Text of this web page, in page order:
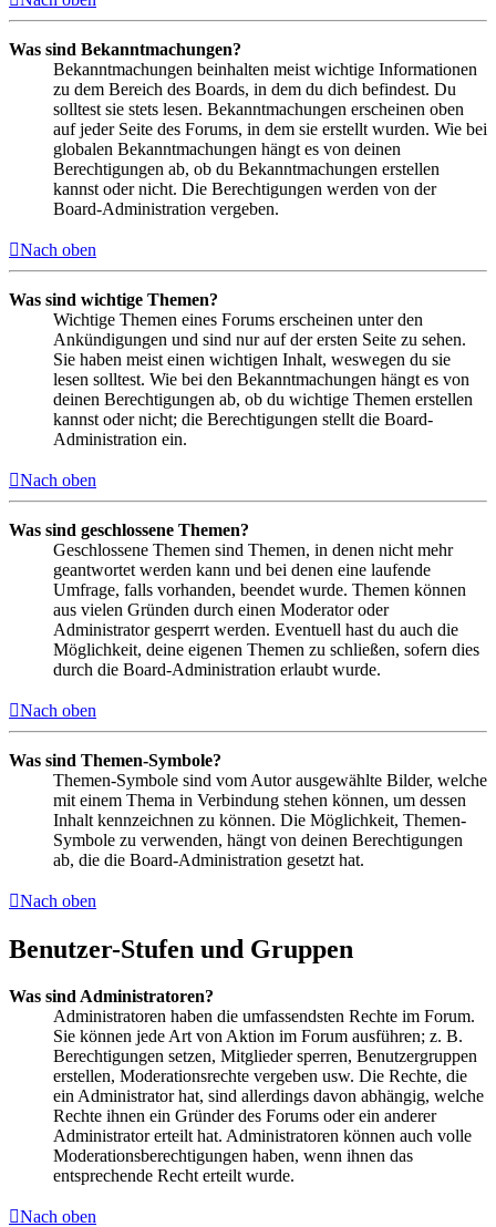
Was sind Bekanntmachungen?
Bekanntmachungen beinhalten meist wichtige Informationen
zu dem Bereich des Boards, in dem du dich befindest. Du
solltest sie stets lesen. Bekanntmachungen erscheinen oben
auf jeder Seite des Forums, in dem sie erstellt wurden. Wie bei
globalen Bekanntmachungen hängt es von deinen
Berechtigungen ab, ob du Bekanntmachungen erstellen
kannst oder nicht. Die Berechtigungen werden von der
Board-Administration vergeben.
Nach oben
Was sind wichtige Themen?
Wichtige Themen eines Forums erscheinen unter den
Ankündigungen und sind nur auf der ersten Seite zu sehen.
Sie haben meist einen wichtigen Inhalt, weswegen du sie
lesen solltest. Wie bei den Bekanntmachungen hängt es von
deinen Berechtigungen ab, ob du wichtige Themen erstellen
kannst oder nicht; die Berechtigungen stellt die Board-
Administration ein.
Nach oben
Was sind geschlossene Themen?
Geschlossene Themen sind Themen, in denen nicht mehr
geantwortet werden kann und bei denen eine laufende
Umfrage, falls vorhanden, beendet wurde. Themen können
aus vielen Gründen durch einen Moderator oder
Administrator gesperrt werden. Eventuell hast du auch die
Möglichkeit, deine eigenen Themen zu schließen, sofern dies
durch die Board-Administration erlaubt wurde.
Nach oben
Was sind Themen-Symbole?
Themen-Symbole sind vom Autor ausgewählte Bilder, welche
mit einem Thema in Verbindung stehen können, um dessen
Inhalt kennzeichnen zu können. Die Möglichkeit, Themen-
Symbole zu verwenden, hängt von deinen Berechtigungen
ab, die die Board-Administration gesetzt hat.
Nach oben
Benutzer-Stufen und Gruppen
Was sind Administratoren?
Administratoren haben die umfassendsten Rechte im Forum.
Sie können jede Art von Aktion im Forum ausführen; z. B.
Berechtigungen setzen, Mitglieder sperren, Benutzergruppen
erstellen, Moderationsrechte vergeben usw. Die Rechte, die
ein Administrator hat, sind allerdings davon abhängig, welche
Rechte ihnen ein Gründer des Forums oder ein anderer
Administrator erteilt hat. Administratoren können auch volle
Moderationsberechtigungen haben, wenn ihnen das
entsprechende Recht erteilt wurde.
Nach oben